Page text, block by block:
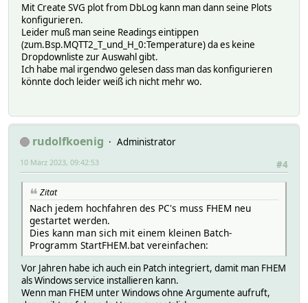
Mit Create SVG plot from DbLog kann man dann seine Plots
konfigurieren.
Leider muß man seine Readings eintippen
(zum.Bsp.MQTT2_T_und_H_0:Temperature) da es keine
Dropdownliste zur Auswahl gibt.
Ich habe mal irgendwo gelesen dass man das konfigurieren
könnte doch leider weiß ich nicht mehr wo.
rudolfkoenig
Administrator
#4
10 März 2023, 09:42:53
Zitat
Nach jedem hochfahren des PC's muss FHEM neu
gestartet werden.
Dies kann man sich mit einem kleinen Batch-
Programm StartFHEM.bat vereinfachen:
Vor Jahren habe ich auch ein Patch integriert, damit man FHEM
als Windows service installieren kann.
Wenn man FHEM unter Windows ohne Argumente aufruft,